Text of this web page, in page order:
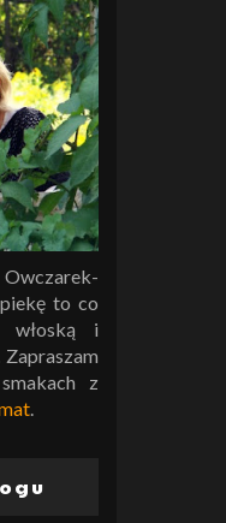
to co
włoską i
z
.